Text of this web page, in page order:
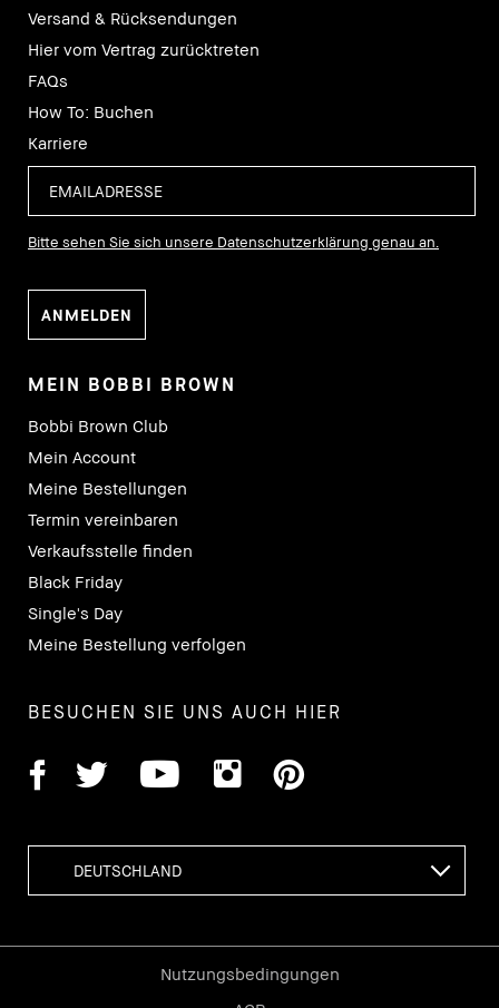
Versand & Rücksendungen
Hier vom Vertrag zurücktreten
FAQs
How To: Buchen
Karriere
Bitte sehen Sie sich unsere Datenschutzerklärung genau an.
MEIN BOBBI BROWN
Bobbi Brown Club
Mein Account
Meine Bestellungen
Termin vereinbaren
Verkaufsstelle finden
Black Friday
Single's Day
Meine Bestellung verfolgen
BESUCHEN SIE UNS AUCH HIER
Nutzungsbedingungen